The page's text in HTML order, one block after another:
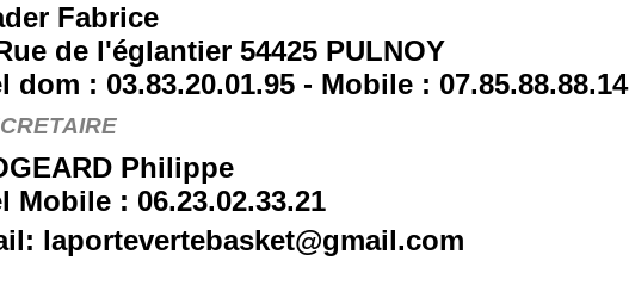
Fabrice
de l'églantier 54425 PULNOY
dom : 03.83.20.01.95 - Mobile : 07.85.88.88.14
Philippe
Mobile : 06.23.02.33.21
laportevertebasket@gmail.com